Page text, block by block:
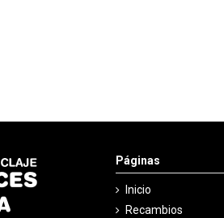
Páginas
Inicio
Recambios